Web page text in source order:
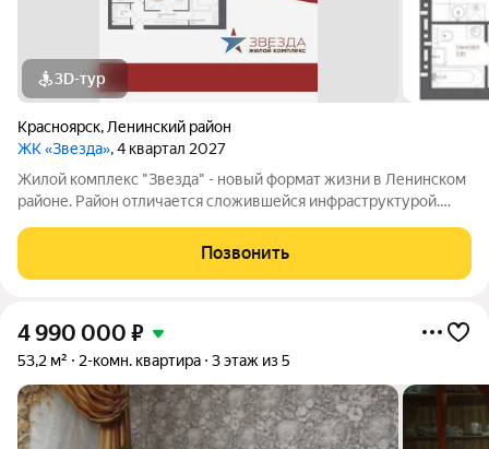
3D-тур
Красноярск, Ленинский район
ЖК «Звезда», 4 квартал 2027
Жилой комплекс "Звезда" - новый формат жизни в Ленинском
районе. Район отличается сложившейся инфраструктурой.
большой парк с одноименным названием. Развита
транспортная и дорожная сети. Есть
Позвонить
4 990 000 ₽
53,2 м² 2-комн. квартира 3 этаж из 5